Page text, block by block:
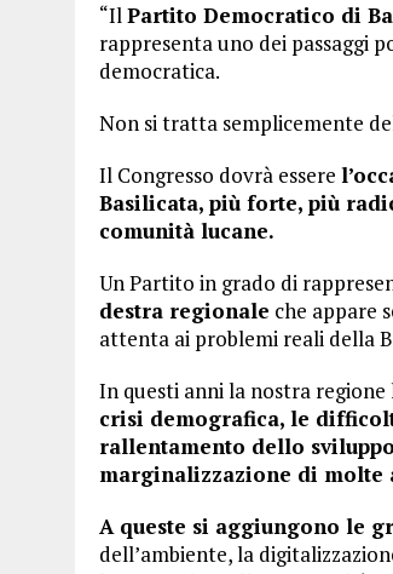
“IlPartito Democratico di
rappresenta uno dei passaggi
democratica.
Non si tratta semplicemente
Il Congresso dovrà essere
Basilicata, più forte, più
comunità lucane.
Un Partito in grado di
destra regionale che appare
attenta ai problemi reali della
In questi anni la nostra
crisi demografica, le
rallentamento dello
marginalizzazione di molte
A queste si aggiungono le
dell’ambiente, la